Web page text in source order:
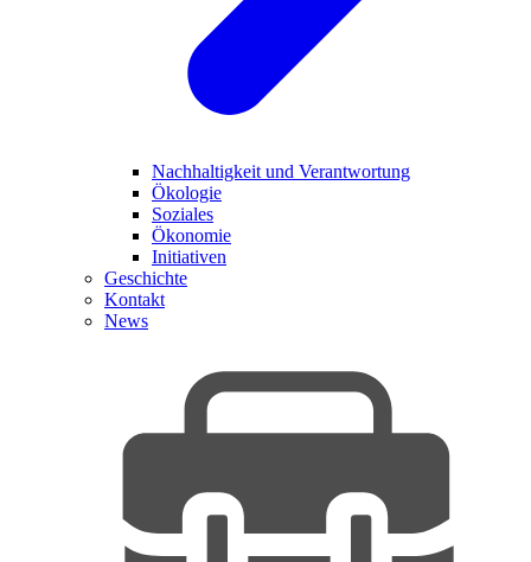
Nachhaltigkeit und Verantwortung
Ökologie
Soziales
Ökonomie
Initiativen
Geschichte
Kontakt
News